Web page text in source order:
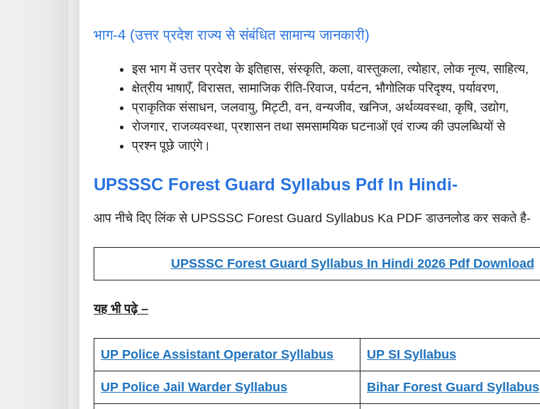
भाग-4 (उत्तर प्रदेश राज्य से संबंधित सामान्य जानकारी)
इस भाग में उत्तर प्रदेश के इतिहास, संस्कृति, कला, वास्तुकला, त्योहार, लोक नृत्य, साहित्य,
क्षेत्रीय भाषाएँ, विरासत, सामाजिक रीति-रिवाज, पर्यटन, भौगोलिक परिदृश्य, पर्यावरण,
प्राकृतिक संसाधन, जलवायु, मिट्टी, वन, वन्यजीव, खनिज, अर्थव्यवस्था, कृषि, उद्योग,
रोजगार, राजव्यवस्था, प्रशासन तथा समसामयिक घटनाओं एवं राज्य की उपलब्धियों से
प्रश्न पूछे जाएंगे।
UPSSSC Forest Guard Syllabus Pdf In Hindi-
आप नीचे दिए लिंक से UPSSSC Forest Guard Syllabus Ka PDF डाउनलोड कर सकते है-
UPSSSC Forest Guard Syllabus In Hindi 2026 Pdf Download
यह भी पढ़े –
UP Police Assistant Operator Syllabus UP SI Syllabus
UP Police Jail Warder Syllabus Bihar Forest Guard Syllabus